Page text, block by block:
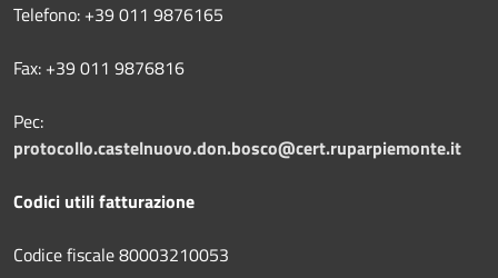
Telefono: +39 011 9876165
Fax: +39 011 9876816
Pec:
protocollo.castelnuovo.don.bosco@cert.ruparpiemonte.it
Codici utili fatturazione
Codice fiscale 80003210053